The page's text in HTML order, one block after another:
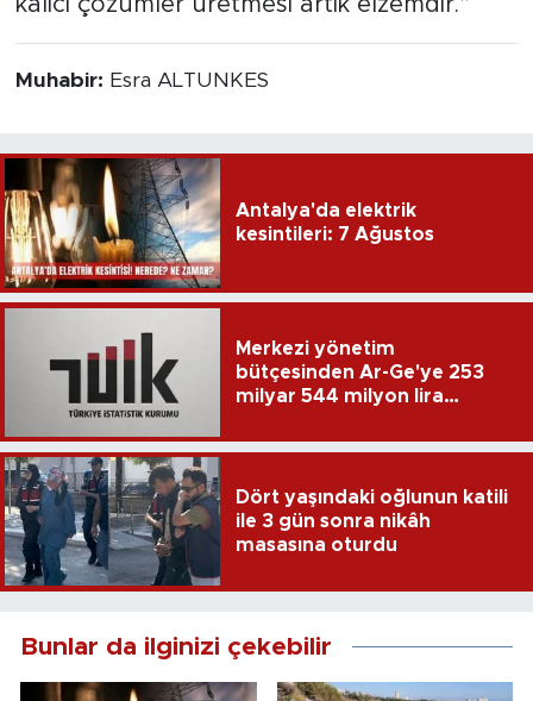
kalıcı çözümler üretmesi artık elzemdir.”
Muhabir: Esra ALTUNKES
Antalya'da elektrik
kesintileri: 7 Ağustos
Merkezi yönetim
bütçesinden Ar-Ge'ye 253
milyar 544 milyon lira
Dört yaşındaki oğlunun katili
ile 3 gün sonra nikâh
masasına oturdu
Bunlar da ilginizi çekebilir